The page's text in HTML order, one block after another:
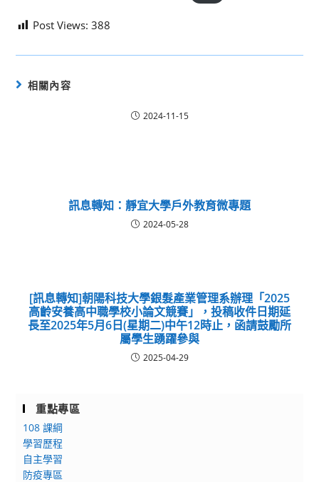
Post Views: 388
相關內容
2024-11-15
訊息轉知：靜宜大學戶外教育微專題
2024-05-28
[訊息轉知]朝陽科技大學銀髮產業管理系辦理「2025
高齡安養高中職學校小論文競賽」，投稿收件日期延
長至2025年5月6日(星期二)中午12時止，函請鼓勵所
屬學生踴躍參與
2025-04-29
重點專區
108 課綱
學習歷程
自主學習
防疫專區